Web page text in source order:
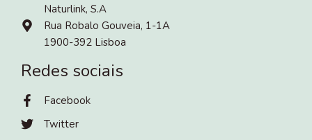
Naturlink, S.A
Rua Robalo Gouveia, 1-1A
1900-392 Lisboa
Redes sociais
Facebook
Twitter